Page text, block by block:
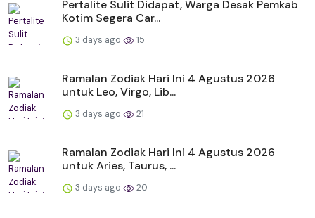
Pertalite Sulit Didapat, Warga Desak Pemkab
Kotim Segera Car...
3 days ago 15
Ramalan Zodiak Hari Ini 4 Agustus 2026
untuk Leo, Virgo, Lib...
3 days ago 21
Ramalan Zodiak Hari Ini 4 Agustus 2026
untuk Aries, Taurus, ...
3 days ago 20